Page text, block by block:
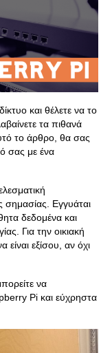
και θέλετε να το
τα πιθανά
το άρθρο, θα σας
σας με ένα
σημασίας. Εγγυάται
δεδομένα και
Για την οικιακή
εξίσου, αν όχι
να
Pi και εύχρηστα